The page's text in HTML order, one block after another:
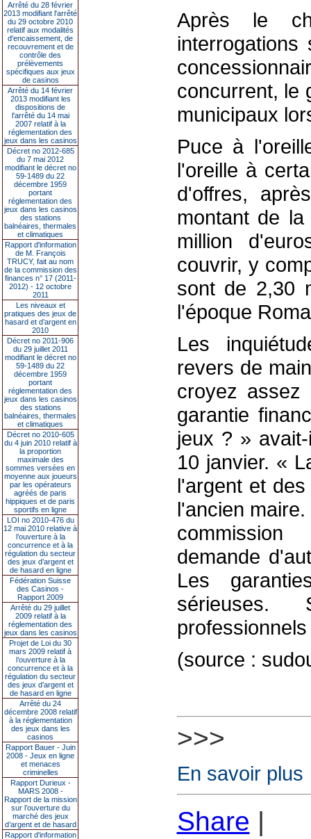
Arrêté du 28 février
2013 modifiant l'arrêté
du 29 octobre 2010
relatif aux modalités
d'encaissement, de
recouvrement et de
contrôle des
prélèvements
spécifiques aux jeux
de casinos
Arrêté du 14 février
2013 modifiant les
dispositions de
l'arrêté du 14 mai
2007 relatif à la
réglementation des
jeux dans les casinos
Décret no 2012-685
du 7 mai 2012
modifiant le décret no
59-1489 du 22
décembre 1959
portant
réglementation des
jeux dans les casinos
des stations
balnéaires, thermales
et climatiques
Rapport d'information
de M. François
TRUCY, fait au nom
de la commission des
finances n° 17 (2011-
2012) - 12 octobre
2011
Les niveaux et
pratiques des jeux de
hasard et d’argent en
2010
Décret no 2011-906
du 29 juillet 2011
modifiant le décret no
59-1489 du 22
décembre 1959
portant
réglementation des
jeux dans les casinos
des stations
balnéaires, thermales
et climatiques
Décret no 2010-605
du 4 juin 2010 relatif à
la proportion
maximale des
sommes versées en
moyenne aux joueurs
par les opérateurs
agréés de paris
hippiques et de paris
sportifs en ligne
LOI no 2010-476 du
12 mai 2010 relative à
l’ouverture à la
concurrence et à la
régulation du secteur
des jeux d’argent et
de hasard en ligne
Fédération Suisse
des Casinos -
Rapport 2009
Arrêté du 29 juillet
2009 relatif à la
réglementation des
jeux dans les casinos
Projet de Loi du 30
mars 2009 relatif à
l’ouverture à la
concurrence et à la
régulation du secteur
des jeux d’argent et
de hasard en ligne
Arrêté du 24
décembre 2008 relatif
à la réglementation
des jeux dans les
casinos
Rapport Bauer - Juin
2008 - Jeux en ligne
et menaces
criminelles
Rapport Durieux -
MARS 2008 -
Rapport de la mission
sur l’ouverture du
marché des jeux
d’argent et de hasard
Rapport d'information
Après le
concurrent, le
municipaux
Puce à
l'oreille à
d'offres,
montant de
million
couvrir, y
sont de 2,30
l'époque
Les
revers de
croyez
garantie
jeux ? »
10 janvier. «
l'argent et
l'ancien
demande
Les
(source :
>>>
En savoir plus
Share |